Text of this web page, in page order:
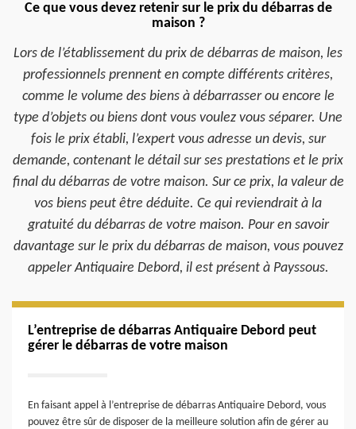
Ce que vous devez retenir sur le prix du débarras de
maison ?
Lors de l’établissement du prix de débarras de maison, les
professionnels prennent en compte différents critères,
comme le volume des biens à débarrasser ou encore le
type d’objets ou biens dont vous voulez vous séparer. Une
fois le prix établi, l’expert vous adresse un devis, sur
demande, contenant le détail sur ses prestations et le prix
final du débarras de votre maison. Sur ce prix, la valeur de
vos biens peut être déduite. Ce qui reviendrait à la
gratuité du débarras de votre maison. Pour en savoir
davantage sur le prix du débarras de maison, vous pouvez
appeler Antiquaire Debord, il est présent à Payssous.
L’entreprise de débarras Antiquaire Debord peut
gérer le débarras de votre maison
En faisant appel à l’entreprise de débarras Antiquaire Debord, vous
pouvez être sûr de disposer de la meilleure solution afin de gérer au